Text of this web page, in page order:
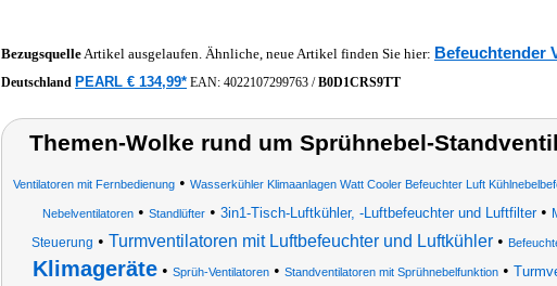
BezugsquelleArtikel ausgelaufen. Ähnliche, neue Artikel finden Sie hier: Befeuchtender
Deutschland PEARL € 134,99* EAN: 4022107299763 /B0D1CRS9TT
Themen-Wolke rund um Sprühnebel-
Ventilatoren mit Fernbedienung • Wasserkühler Klimaanlagen Watt Cooler Befeuchter Luft
Nebelventilatoren • Standlüfter • 3in1-Tisch-Luftkühler, -Luftbefeuchter und Luftfilter•
Steuerung • Turmventilatoren mit Luftbefeuchter und Luftkühler •
Klimageräte • Sprüh-Ventilatoren • Standventilatoren mit Sprühnebelfunktion •